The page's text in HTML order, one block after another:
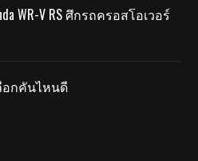
WR-V RS ศึกรถครอสโอเวอร์
อกคันไหนดี